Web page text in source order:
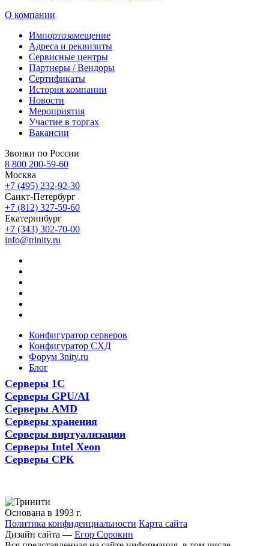
О компании
Импортозамещение
Адреса и реквизиты
Сервисные центры
Партнеры / Вендоры
Сертификаты
История компании
Новости
Мероприятия
Участие в торгах
Вакансии
Звонки по России
8 800 200-59-60
Москва
+7 (495) 232-92-30
Санкт-Петербург
+7 (812) 327-59-60
Екатеринбург
+7 (343) 302-70-00
info@trinity.ru
Конфигуратор серверов
Конфигуратор СХД
Форум 3nity.ru
Блог
Серверы 1С
Серверы GPU/AI
Серверы AMD
Серверы хранения
Серверы виртуализации
Серверы Intel Xeon
Серверы СРК
Основана в 1993 г.
Политика конфиденциальности Карта сайта
Дизайн сайта — Егор Сорокин